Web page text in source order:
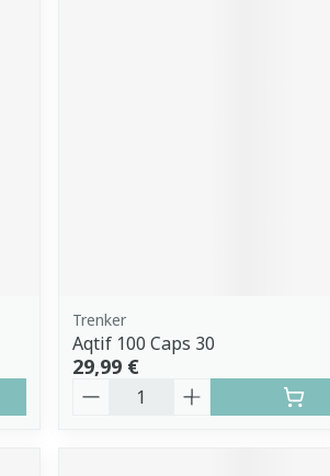
Trenker
Aqtif 100 Caps 30
29,99 €
Quantité